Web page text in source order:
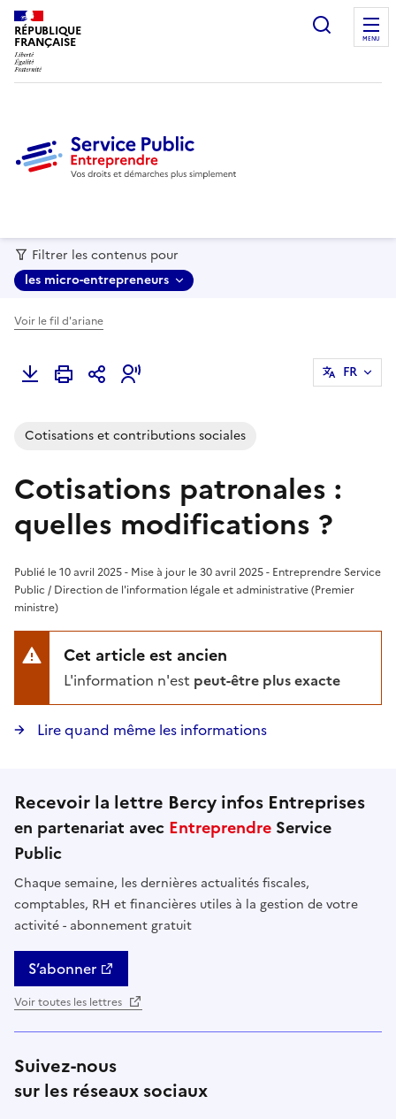
RÉPUBLIQUE
FRANÇAISE MENU
Filtrer les contenus pour
les micro-entrepreneurs
Voir le fil d'ariane
FR
Cotisations et contributions sociales
Cotisations patronales :
quelles modifications ?
Publié le 10 avril 2025 - Mise à jour le 30 avril 2025 - Entreprendre Service
Public / Direction de l'information légale et administrative (Premier
ministre)
Cet article est ancien
L'information n'est peut-être plus exacte
Lire quand même les informations
Recevoir la lettre Bercy infos Entreprises
en partenariat avec Entreprendre Service
Public
Chaque semaine, les dernières actualités fiscales,
comptables, RH et financières utiles à la gestion de votre
activité - abonnement gratuit
S’abonner
Voir toutes les lettres
Suivez-nous
sur les réseaux sociaux